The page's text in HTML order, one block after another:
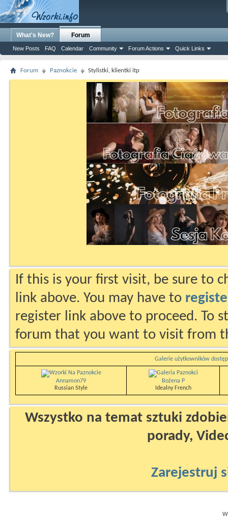
What's New? Forum
New Posts FAQ Calendar Community Forum Actions Quick Links
Forum Paznokcie Stylistki, klientki itp
If this is your first visit, be sure to
link above. You may have to
register link above to proceed. To
forum that you want to visit from
Galerie użytkowników
Annamon79
Russian Style
Bożena P
Idealny French
Wszystko na temat sztuki
porady,
Zarejestruj